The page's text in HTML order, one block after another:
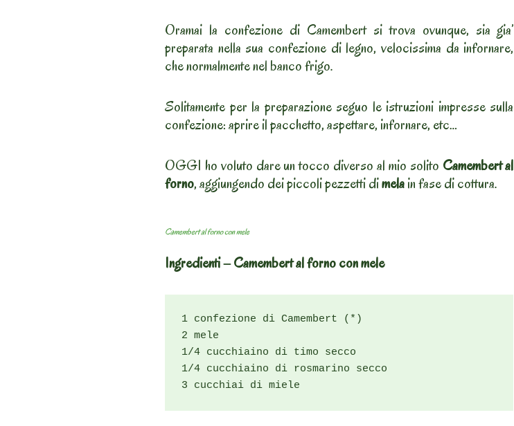
Oramai la confezione di Camembert si trova ovunque, sia gia’
preparata nella sua confezione di legno, velocissima da infornare,
che normalmente nel banco frigo.
Solitamente per la preparazione seguo le istruzioni impresse sulla
confezione: aprire il pacchetto, aspettare, infornare, etc…
OGGI ho voluto dare un tocco diverso al mio solito Camembert al
forno, aggiungendo dei piccoli pezzetti dimelain fase di cottura.
Camembert al forno con mele
Ingredienti – Camembert al forno con mele
1 confezione di Camembert (*)
2 mele
1/4 cucchiaino di timo secco
1/4 cucchiaino di rosmarino secco
3 cucchiai di miele